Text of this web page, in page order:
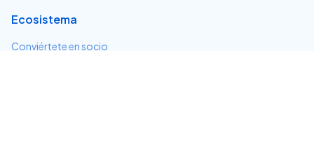
Ecosistema
Conviértete en socio